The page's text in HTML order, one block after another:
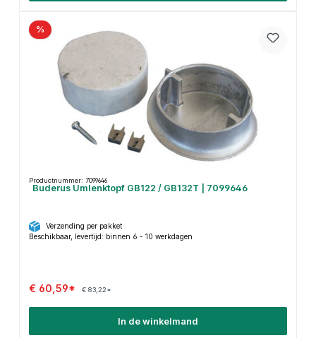
%
Productnummer: 7099646
Buderus Umlenktopf GB122 / GB132T | 7099646
Verzending per pakket
Beschikbaar, levertijd: binnen 6 - 10 werkdagen
€ 60,59* € 83,22*
In de winkelmand